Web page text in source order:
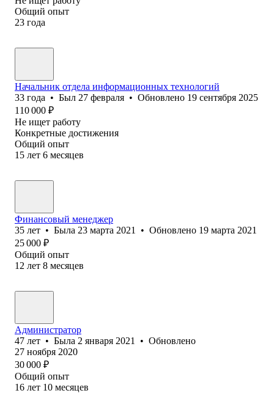
Общий опыт
23 года
Начальник отдела информационных технологий
33 года • Был 27 февраля • Обновлено 19 сентября 2025
110 000 ₽
Не ищет работу
Конкретные достижения
Общий опыт
15 лет 6 месяцев
Финансовый менеджер
35 лет • Была 23 марта 2021 • Обновлено 19 марта 2021
25 000 ₽
Общий опыт
12 лет 8 месяцев
Администратор
47 лет • Была 2 января 2021 • Обновлено
27 ноября 2020
30 000 ₽
Общий опыт
16 лет 10 месяцев